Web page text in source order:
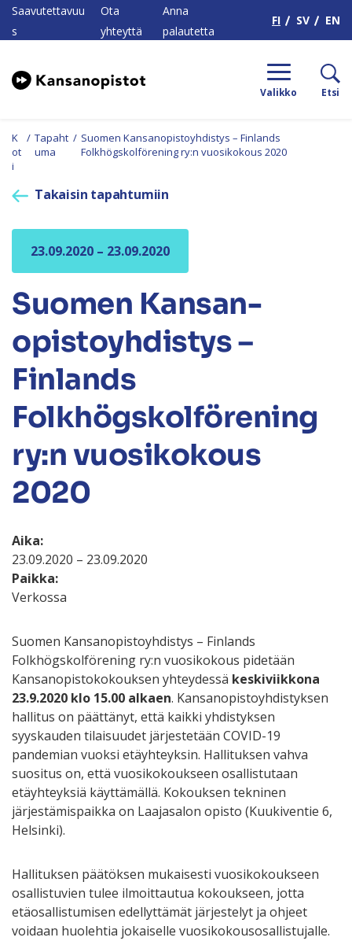
Saavutettavuu
s
Ota
yhteyttä
Anna
palautetta
FI SV EN
Valikko Etsi
K
ot
i
/ Tapaht
uma
/ Suomen Kansan­opisto­yhdistys – Finlands
Folkhögskolförening ry:n vuosikokous 2020
Takaisin tapahtumiin
23.09.2020 – 23.09.2020
Suomen Kansan­
opisto­yhdistys –
Finlands
Folkhögskolförening
ry:n vuosikokous
2020
Aika:
23.09.2020 – 23.09.2020
Paikka:
Verkossa
Suomen Kansan­opisto­yhdistys – Finlands
Folkhögskolförening ry:n vuosikokous pidetään
Kansan­opisto­kokouksen yhteydessä keskiviikkona
23.9.2020 klo 15.00 alkaen. Kansanopistoyhdistyksen
hallitus on päättänyt, että kaikki yhdistyksen
syyskauden tilaisuudet järjestetään COVID-19
pandemian vuoksi etäyhteyksin. Hallituksen vahva
suositus on, että vuosikokoukseen osallistutaan
etäyhteyksiä käyttämällä. Kokouksen tekninen
järjestämispaikka on Laajasalon opisto (Kuukiventie 6,
Helsinki).
Hallituksen päätöksen mukaisesti vuosikokoukseen
osallistuvien tulee ilmoittautua kokoukseen, jotta
etäosallistumisen edellyttämät järjestelyt ja ohjeet
voidaan huolehtia jokaiselle vuosikokousosallistujalle.